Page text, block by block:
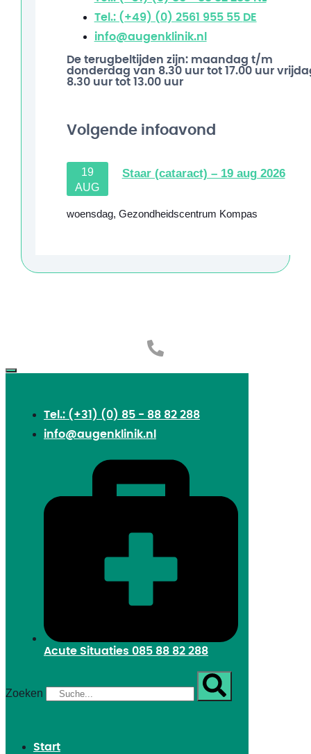
Tel.: (+49) (0) 2561 955 55 DE
info@augenklinik.nl
De terugbeltijden zijn: maandag t/m
donderdag van 8.30 uur tot 17.00 uur
8.30 uur tot 13.00 uur
Volgende infoavond
19
AUG
Staar (cataract) – 19 aug 2026
woensdag, Gezondheidscentrum Kompas
Tel.: (+31) (0) 85 - 88 82 288
info@augenklinik.nl
Acute Situaties 085 88 82 288
Zoeken
Start